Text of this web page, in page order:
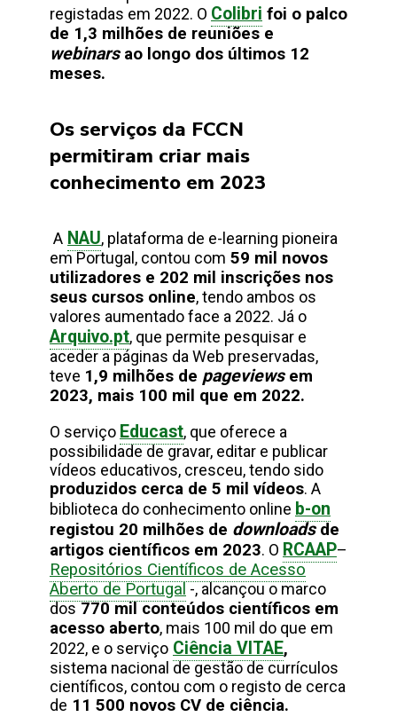
registadas em 2022. O Colibri foi o palco
de 1,3 milhões de reuniões e
webinars ao longo dos últimos 12
meses.
Os serviços da FCCN
permitiram criar mais
conhecimento em 2023
A NAU, plataforma de e-learning pioneira
em Portugal, contou com 59 mil novos
utilizadores e 202 mil inscrições nos
seus cursos online, tendo ambos os
valores aumentado face a 2022. Já o
Arquivo.pt, que permite pesquisar e
aceder a páginas da Web preservadas,
teve 1,9 milhões de pageviews em
2023, mais 100 mil que em 2022.
O serviço Educast, que oferece a
possibilidade de gravar, editar e publicar
vídeos educativos, cresceu, tendo sido
produzidos cerca de 5 mil vídeos. A
biblioteca do conhecimento online b-on
registou 20 milhões de downloads de
artigos científicos em 2023. O RCAAP–
Repositórios Científicos de Acesso
Aberto de Portugal -, alcançou o marco
dos 770 mil conteúdos científicos em
acesso aberto, mais 100 mil do que em
2022, e o serviço Ciência VITAE,
sistema nacional de gestão de currículos
científicos, contou com o registo de cerca
de 11 500 novos CV de ciência.